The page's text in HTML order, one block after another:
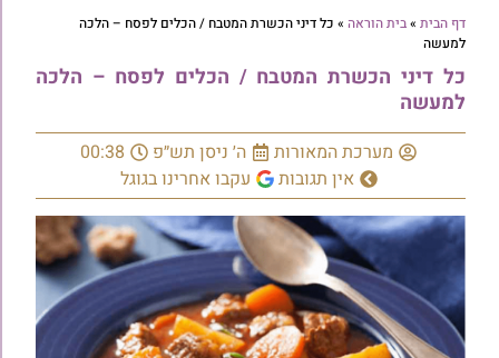
דף הבית »בית הוראה » כל דיני הכשרת המטבח / הכלים לפסח – הלכה
למעשה
כל דיני הכשרת המטבח / הכלים לפסח – הלכה
למעשה
מערכת המאורות ה׳ ניסן תש״פ
00:38
אין תגובות
עקבו אחרינו בגוגל